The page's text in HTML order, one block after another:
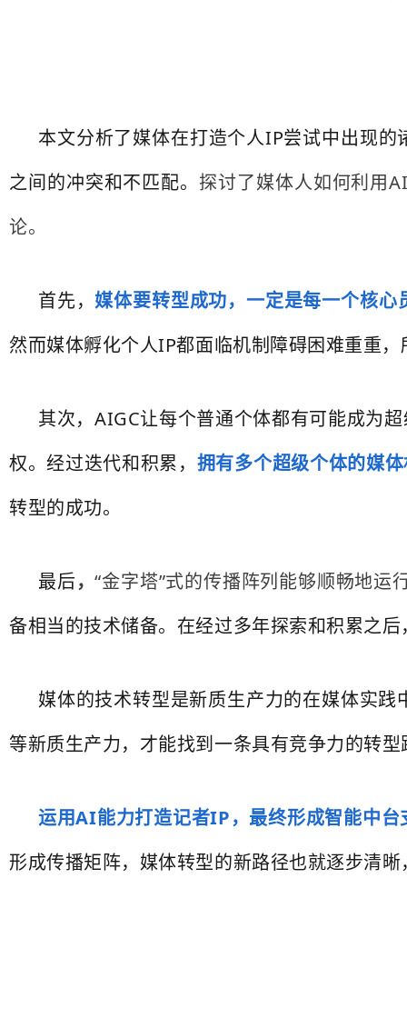
本文分析了媒体在打造个人IP尝试中出现
之间的冲突和不匹配。 探讨了媒体人如何利用
论。
首先，媒体要转型成功，一定是每一个核
然而媒体孵化个人IP都面临机制障碍困难重重
其次，AIGC让每个普通个体都有可能成为
权。经过迭代和积累， 拥有多个超级个体的媒
转型的成功。
最后，“金字塔”式的传播阵列能够顺畅地
备相当的技术储备。在经过多年探索和积累之后
媒体的技术转型是新质生产力的在媒体实
等新质生产力，才能找到一条具有竞争力的转
运用AI能力打造记者IP，最终形成智能中
形成传播矩阵，媒体转型的新路径也就逐步清